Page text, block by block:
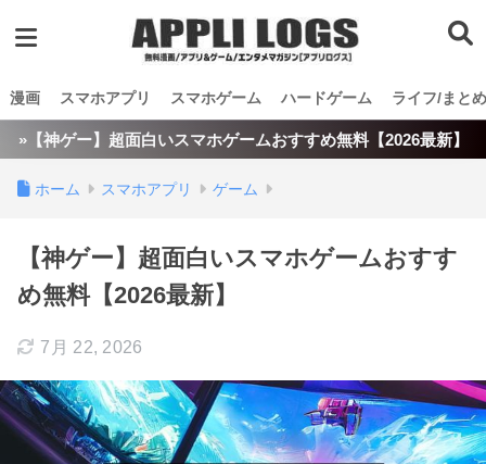
漫画 スマホアプリ スマホゲーム ハードゲーム ライフ/まとめ
»【神ゲー】超面白いスマホゲームおすすめ無料【2026最新】
ホーム スマホアプリ ゲーム
【神ゲー】超面白いスマホゲームおすす
め無料【2026最新】
7月 22, 2026